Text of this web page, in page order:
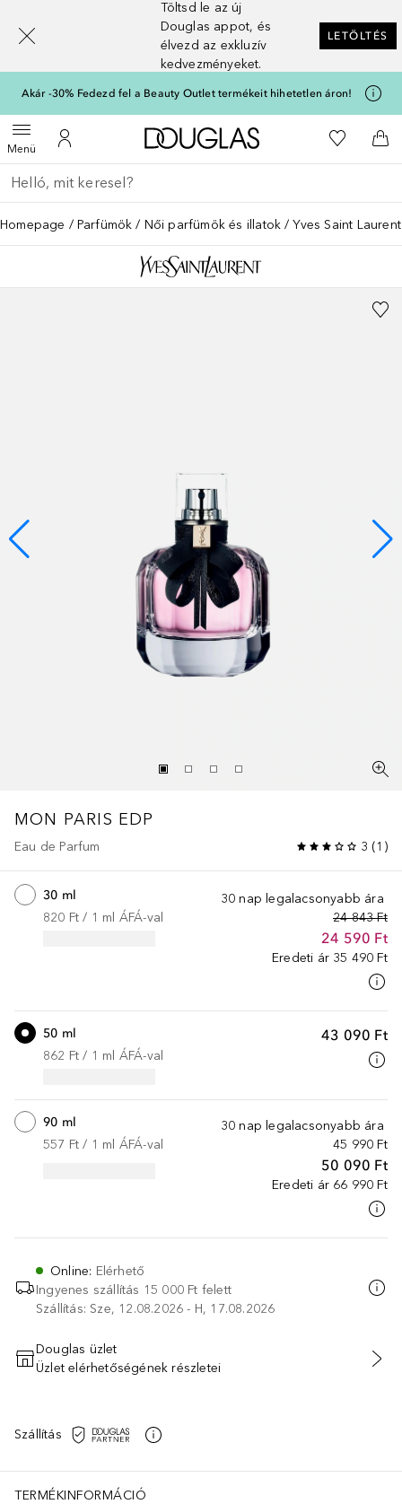
Töltsd le az új
Douglas appot, és
élvezd az exkluzív
kedvezményeket.
LETÖLTÉS
Akár -30% Fedezd fel a Beauty Outlet termékeit hihetetlen áron!
MenüMenü megnyitása
A fiókomhoz
A Douglas Főoldalra
A
Menj vissza
Keresés végrehajtása
Homepage Parfümök Női parfümök és illatok Yves Saint
MON PARIS EDP
Eau de Parfum 3 (1 )
30 nap legalacsonyabb ára
24 843 Ft
24 590 Ft
Eredeti ár 35 490 Ft
30 ml
820 Ft / 1 ml ÁFÁ-val
43 090 Ft
50 ml
862 Ft / 1 ml ÁFÁ-val
30 nap legalacsonyabb ára
45 990 Ft
50 090 Ft
Eredeti ár 66 990 Ft
90 ml
557 Ft / 1 ml ÁFÁ-val
Online: Elérhető
Ingyenes szállítás 15 000 Ft felett
Szállítás: Sze, 12.08.2026 - H, 17.08.2026
KOSÁRBA HELYEZÉS
Douglas üzlet
Üzlet elérhetőségének részletei
Szállítás
TERMÉKINFORMÁCIÓ
[navigation.slideout.screenreader]